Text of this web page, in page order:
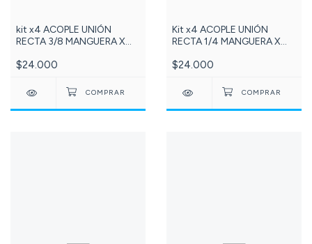
kit x4 ACOPLE UNIÓN
RECTA 3/8 MANGUERA X
115-DCC006C
$24.000
Kit x4 ACOPLE UNIÓN
RECTA 1/4 MANGUERA X
142-DCC006B
$24.000